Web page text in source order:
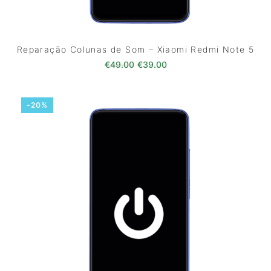
Reparação Colunas de Som – Xiaomi Redmi Note 5
€49.00 O preço original era: €49.00.
€39.00O preço atual é:
-20%